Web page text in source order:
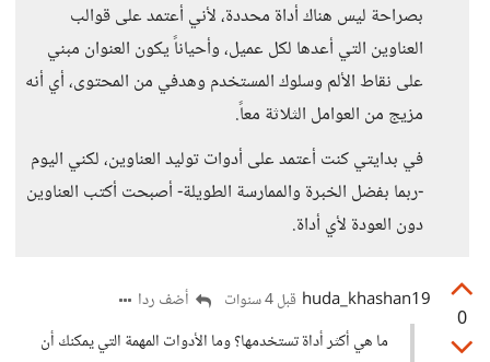
بصراحة ليس هناك أداة محددة، لأني أعتمد على قوالب
العناوين التي أعدها لكل عميل، وأحياناً يكون العنوان مبني
على نقاط الألم وسلوك المستخدم وهدفي من المحتوى، أي أنه
مزيج من العوامل الثلاثة معاً.
في بدايتي كنت أعتمد على أدوات توليد العناوين، لكني اليوم
-ربما بفضل الخبرة والممارسة الطويلة- أصبحت أكتب العناوين
دون العودة لأي أداة.
0
huda_khashan19 قبل 4 سنوات
أضف ردا
ما هي أكثر أداة تستخدمها؟ وما الأدوات المهمة التي يمكنك أن